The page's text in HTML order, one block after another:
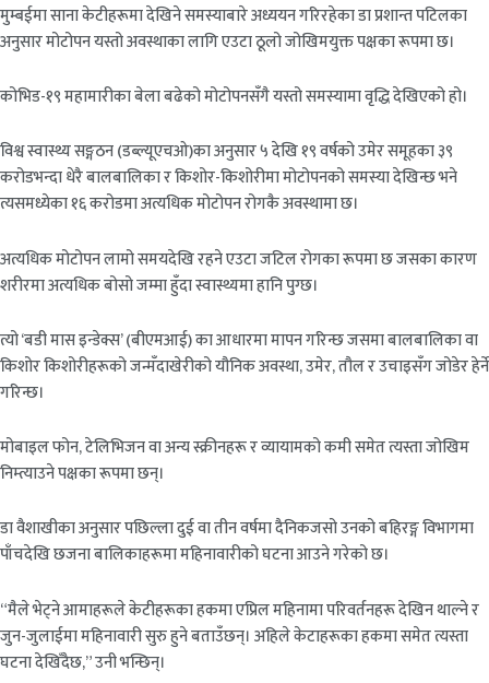
मुम्बईमा साना केटीहरूमा देखिने समस्याबारे अध्ययन गरिरहेका डा प्रशान्त पटिलका
अनुसार मोटोपन यस्तो अवस्थाका लागि एउटा ठूलो जोखिमयुक्त पक्षका रूपमा छ।
कोभिड-१९ महामारीका बेला बढेको मोटोपनसँगै यस्तो समस्यामा वृद्धि देखिएको हो।
विश्व स्वास्थ्य सङ्गठन (डब्ल्यूएचओ)का अनुसार ५ देखि १९ वर्षको उमेर समूहका ३९
करोडभन्दा धेरै बालबालिका र किशोर-किशोरीमा मोटोपनको समस्या देखिन्छ भने
त्यसमध्येका १६ करोडमा अत्यधिक मोटोपन रोगकै अवस्थामा छ।
अत्यधिक मोटोपन लामो समयदेखि रहने एउटा जटिल रोगका रूपमा छ जसका कारण
शरीरमा अत्यधिक बोसो जम्मा हुँदा स्वास्थ्यमा हानि पुग्छ।
त्यो ‘बडी मास इन्डेक्स’ (बीएमआई) का आधारमा मापन गरिन्छ जसमा बालबालिका वा
किशोर किशोरीहरूको जन्मँदाखेरीको यौनिक अवस्था, उमेर, तौल र उचाइसँग जोडेर हेर्ने
गरिन्छ।
मोबाइल फोन, टेलिभिजन वा अन्य स्क्रीनहरू र व्यायामको कमी समेत त्यस्ता जोखिम
निम्त्याउने पक्षका रूपमा छन्।
डा वैशाखीका अनुसार पछिल्ला दुई वा तीन वर्षमा दैनिकजसो उनको बहिरङ्ग विभागमा
पाँचदेखि छजना बालिकाहरूमा महिनावारीको घटना आउने गरेको छ।
“मैले भेट्ने आमाहरूले केटीहरूका हकमा एप्रिल महिनामा परिवर्तनहरू देखिन थाल्ने र
जुन-जुलाईमा महिनावारी सुरु हुने बताउँछन्। अहिले केटाहरूका हकमा समेत त्यस्ता
घटना देखिँदैछ,” उनी भन्छिन्।